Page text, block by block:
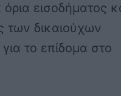
εισοδήματος
των δικαιούχων
το επίδομα στο